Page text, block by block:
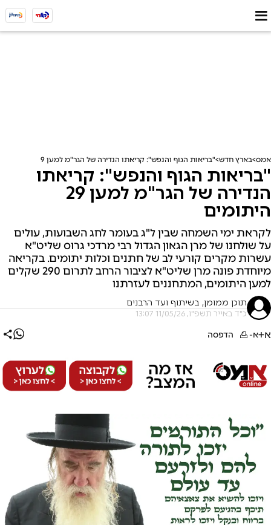
אמס בארץ חדש "בריאות הגוף והנפש": קריאתו הנדירה של הגר"מ למען 29 היתומים
"בריאות הגוף והנפש": קריאתו
הנדירה של הגר"מ למען 29
היתומים
לקראת ימי השמחה שבין ל"ג בעומר לחג השבועות, עולים
על שולחנו של מרן הגאון הגדול רבי מרדכי גרוס שליט"א
עשרות מקרים קורעי לב של חתנים וכלות יתומים. בקריאה
מיוחדת פונה מרן שליט"א לציבור הרחב לתרום 290 שקלים
למען היתומים, המתחננים לעזרתנו
תוכן ממומן, בשיתוף ועד הרבנים
כ"ד באייר תשפ"ו, 11/05/26 13:07
א+א- הדפסה